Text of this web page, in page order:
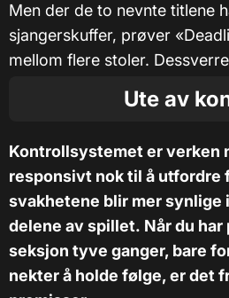
Men der de to nevnte titlene
sjangerskuffer, prøver
mellom flere stoler.
Ute av
Kontrollsystemet er verken
responsivt nok til å utfordre
svakhetene blir mer synlige
delene av spillet. Når du har
seksjon tyve ganger, bare
nekter å holde følge, er det